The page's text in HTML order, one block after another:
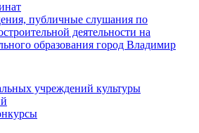
публичные слушания по
деятельности на
образования город Владимир
учреждений культуры